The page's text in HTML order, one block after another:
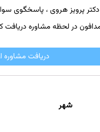
پرویز هروی ، پاسخگوی
در لحظه مشاوره دریافت
دریافت مشاوره
شهر